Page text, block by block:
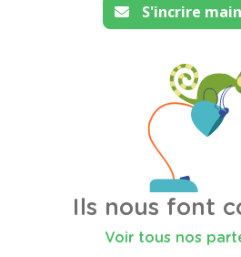
S'incrire
Ils nous font
Voir tous nos